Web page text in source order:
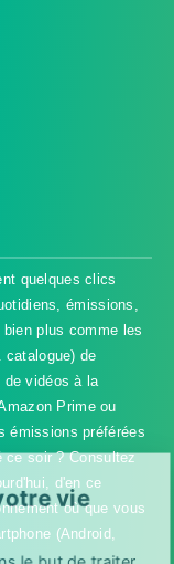
quelques clics
émissions,
plus comme les
catalogue) de
vidéos à la
Prime ou
émissions préférées
ce soir ? Consultez
d'en ce
où que vous
(Android,
vie